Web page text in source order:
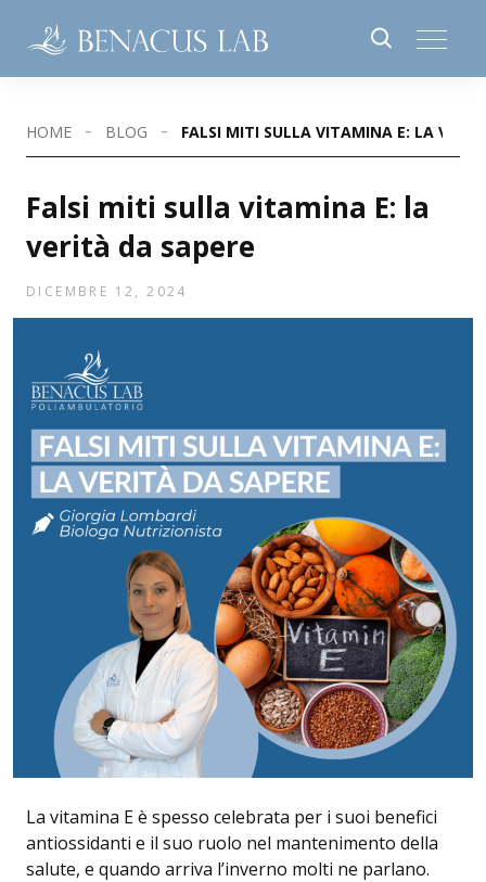
HOME BLOG FALSI MITI SULLA VITAMINA E: LA
Falsi miti sulla vitamina E: la
verità da sapere
DICEMBRE 12, 2024
La vitamina E è spesso celebrata per i suoi benefici
antiossidanti e il suo ruolo nel mantenimento della
salute, e quando arriva l’inverno molti ne parlano.